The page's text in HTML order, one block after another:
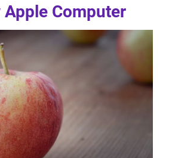
Apple Computer